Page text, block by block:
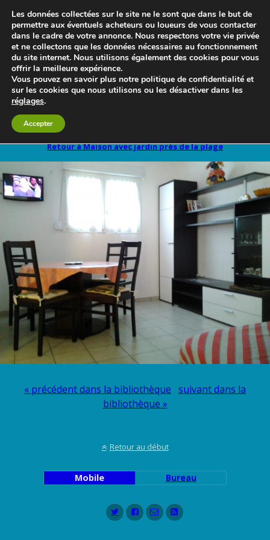
Retour à Maison avec jardin près de la plage
« précédent dans la bibliothèque suivant dans la
bibliothèque »
Retour au début
Mobile Bureau
Les données collectées sur le site ne le sont que dans le but de
permettre aux éventuels acheteurs ou loueurs de vous contacter
dans le cadre de votre annonce. Nous respectons votre vie privée
et ne collectons que les données nécessaires au fonctionnement
du site internet. Nous utilisons également des cookies pour vous
offrir la meilleure expérience.
Vous pouvez en savoir plus notre politique de confidentialité et
sur les cookies que nous utilisons ou les désactiver dans les
réglages.
Accepter